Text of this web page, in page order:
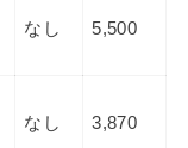
なし 5,500
なし 3,870